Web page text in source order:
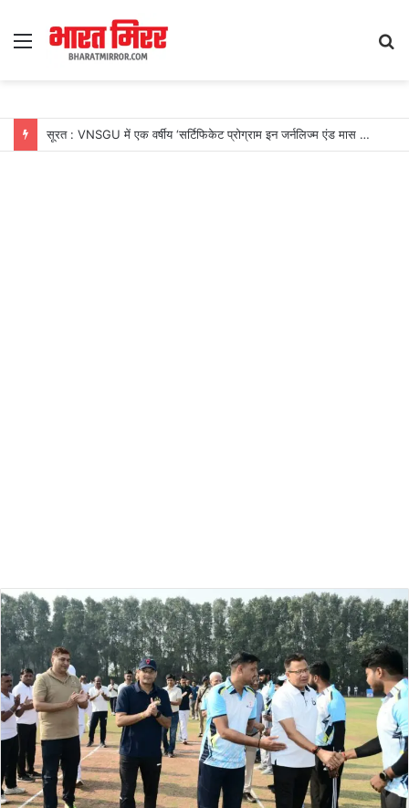
Menu
सूरत : VNSGU में एक वर्षीय ‘सर्टिफिकेट प्रोग्राम इन जर्नलिज्म एंड मास कम्युनिकेशन’ का शुभारंभ